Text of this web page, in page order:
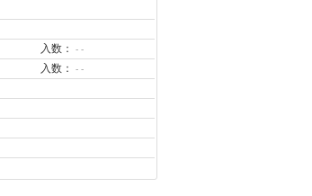
入数： - -
入数： - -